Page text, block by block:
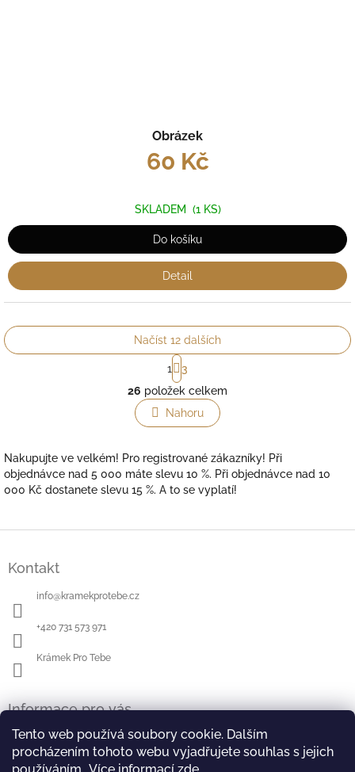
Tento web používá soubory cookie. Dalším
procházením tohoto webu vyjadřujete souhlas s jejich
Obrázek
60 Kč
SKLADEM (1 KS)
Do košíku
Detail
O
v
l
á
a
c
í
v
Načíst 12 dalších
S
t
r
á
n
k
v
á
n
í
1
3
26 položek celkem
Nahoru
Nakupujte ve velkém! Pro registrované zákazníky! Při
objednávce nad 5 000 máte slevu 10 %. Při objednávce nad 10
000 Kč dostanete slevu 15 %. A to se vyplatí!
Kontakt
info@kramekprotebe.cz
+420 731 573 971
Krámek Pro Tebe
Informace pro vás
Jak nakupovat
Obchodní podmínky - zkrácené znění
Obchodní podmínky